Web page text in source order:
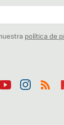
política de